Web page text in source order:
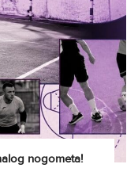
nogometa!